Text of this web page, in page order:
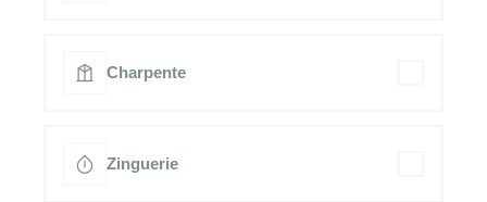
Charpente
Zinguerie